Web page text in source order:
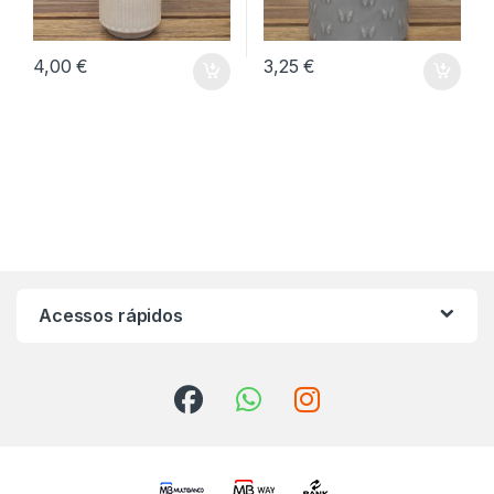
4,00€ 3,25€
Acessos rápidos